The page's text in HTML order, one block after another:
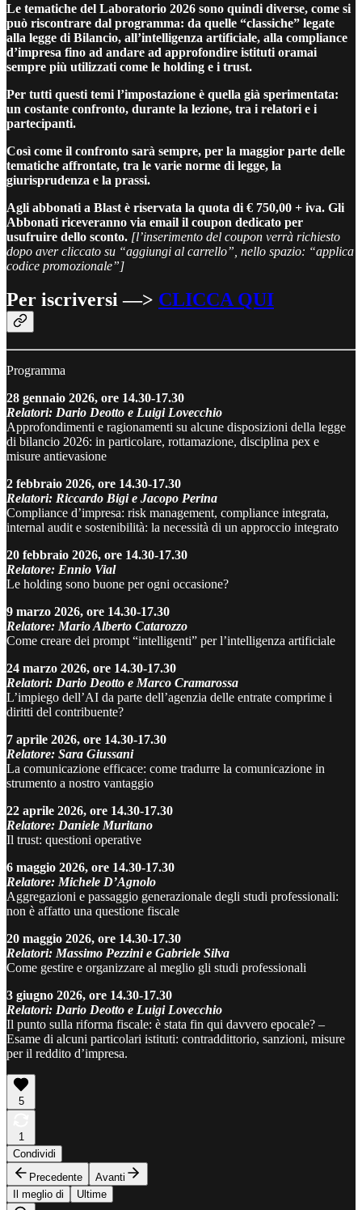
Le tematiche del Laboratorio 2026 sono quindi diverse, come si
può riscontrare dal programma: da quelle “classiche” legate
alla legge di Bilancio, all’intelligenza artificiale, alla compliance
d’impresa fino ad andare ad approfondire istituti oramai
sempre più utilizzati come le holding e i trust.
Per tutti questi temi l’impostazione è quella già sperimentata:
un costante confronto, durante la lezione, tra i relatori e i
partecipanti.
Così come il confronto sarà sempre, per la maggior parte delle
tematiche affrontate, tra le varie norme di legge, la
giurisprudenza e la prassi.
Agli abbonati a Blast è riservata la quota di € 750,00 + iva. Gli
Abbonati riceveranno via email il coupon dedicato per
usufruire dello sconto. [l’inserimento del coupon verrà richiesto
dopo aver cliccato su “aggiungi al carrello”, nello spazio: “applica
codice promozionale”]
Per iscriversi —> CLICCA QUI
Programma
28 gennaio 2026, ore 14.30-17.30
Relatori: Dario Deotto e Luigi Lovecchio
Approfondimenti e ragionamenti su alcune disposizioni della legge
di bilancio 2026: in particolare, rottamazione, disciplina pex e
misure antievasione
2 febbraio 2026, ore 14.30-17.30
Relatori: Riccardo Bigi e Jacopo Perina
Compliance d’impresa: risk management, compliance integrata,
internal audit e sostenibilità: la necessità di un approccio integrato
20 febbraio 2026, ore 14.30-17.30
Relatore: Ennio Vial
Le holding sono buone per ogni occasione?
9 marzo 2026, ore 14.30-17.30
Relatore: Mario Alberto Catarozzo
Come creare dei prompt “intelligenti” per l’intelligenza artificiale
24 marzo 2026, ore 14.30-17.30
Relatori: Dario Deotto e Marco Cramarossa
L’impiego dell’AI da parte dell’agenzia delle entrate comprime i
diritti del contribuente?
7 aprile 2026, ore 14.30-17.30
Relatore: Sara Giussani
La comunicazione efficace: come tradurre la comunicazione in
strumento a nostro vantaggio
22 aprile 2026, ore 14.30-17.30
Relatore: Daniele Muritano
Il trust: questioni operative
6 maggio 2026, ore 14.30-17.30
Relatore: Michele D’Agnolo
Aggregazioni e passaggio generazionale degli studi professionali:
non è affatto una questione fiscale
20 maggio 2026, ore 14.30-17.30
Relatori: Massimo Pezzini e Gabriele Silva
Come gestire e organizzare al meglio gli studi professionali
3 giugno 2026, ore 14.30-17.30
Relatori: Dario Deotto e Luigi Lovecchio
Il punto sulla riforma fiscale: è stata fin qui davvero epocale? –
Esame di alcuni particolari istituti: contraddittorio, sanzioni, misure
per il reddito d’impresa.
5
1
Condividi
Precedente
Avanti
Il meglio di
Ultime